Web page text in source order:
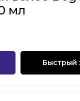
мл
Быстрый